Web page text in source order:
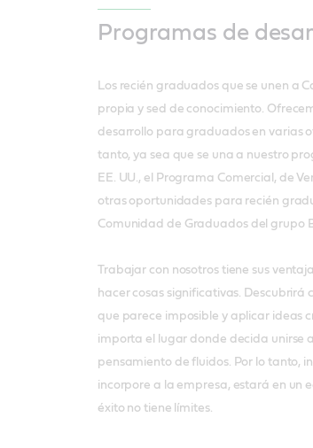
Programas de
Los recién graduados que se unen a
propia y sed de conocimiento.
desarrollo para graduados en varias
tanto, ya sea que se una a nuestro
EE. UU., el Programa Comercial, de
otras oportunidades para recién
Comunidad de Graduados del grupo
Trabajar con nosotros tiene sus
hacer cosas significativas. Descubrirá
que parece imposible y aplicar ideas
importa el lugar donde decida unirse
pensamiento de fluidos. Por lo tanto,
incorpore a la empresa, estará en un
éxito no tiene límites.